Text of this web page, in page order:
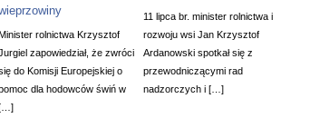
rolnictwa Krzysztof
zapowiedział, że zwróci
do Komisji Europejskiej o
dla hodowców świń w
11 lipca br. minister rolnictwa i
rozwoju wsi Jan Krzysztof
Ardanowski spotkał się z
przewodniczącymi rad
nadzorczych i […]